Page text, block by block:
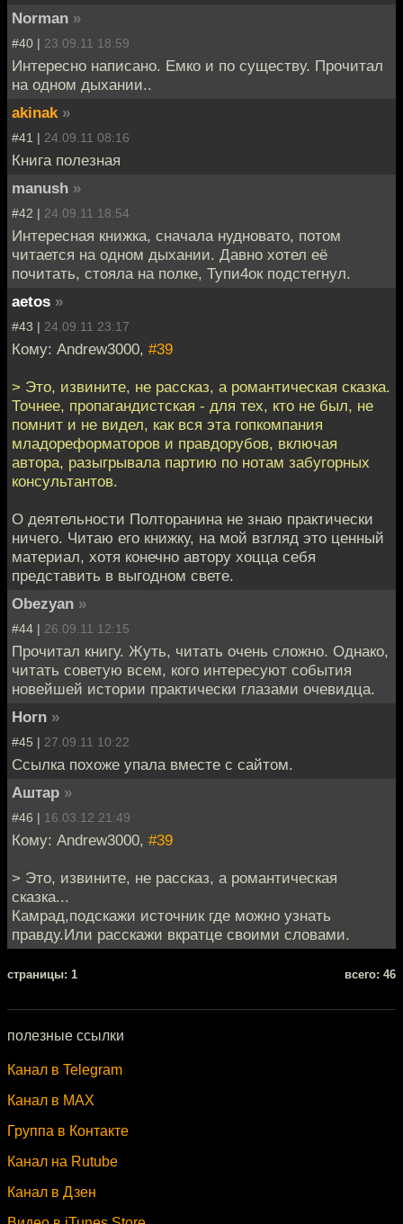
Norman »
#40 | 23.09.11 18:59
Интересно написано. Емко и по существу. Прочитал
на одном дыхании..
akinak »
#41 | 24.09.11 08:16
Книга полезная
manush »
#42 | 24.09.11 18:54
Интересная книжка, сначала нудновато, потом
читается на одном дыхании. Давно хотел её
почитать, стояла на полке, Тупи4ок подстегнул.
aetos »
#43 | 24.09.11 23:17
Кому: Andrew3000, #39
> Это, извините, не рассказ, а романтическая сказка.
Точнее, пропагандистская - для тех, кто не был, не
помнит и не видел, как вся эта гопкомпания
младореформаторов и правдорубов, включая
автора, разыгрывала партию по нотам забугорных
консультантов.
О деятельности Полторанина не знаю практически
ничего. Читаю его книжку, на мой взгляд это ценный
материал, хотя конечно автору хоцца себя
представить в выгодном свете.
Obezyan »
#44 | 26.09.11 12:15
Прочитал книгу. Жуть, читать очень сложно. Однако,
читать советую всем, кого интересуют события
новейшей истории практически глазами очевидца.
Horn »
#45 | 27.09.11 10:22
Ссылка похоже упала вместе с сайтом.
Аштар »
#46 | 16.03.12 21:49
Кому: Andrew3000, #39
> Это, извините, не рассказ, а романтическая
сказка...
Камрад,подскажи источник где можно узнать
правду.Или расскажи вкратце своими словами.
cтраницы: 1 всего: 46
полезные ссылки
Канал в Telegram
Канал в MAX
Группа в Контакте
Канал на Rutube
Канал в Дзен